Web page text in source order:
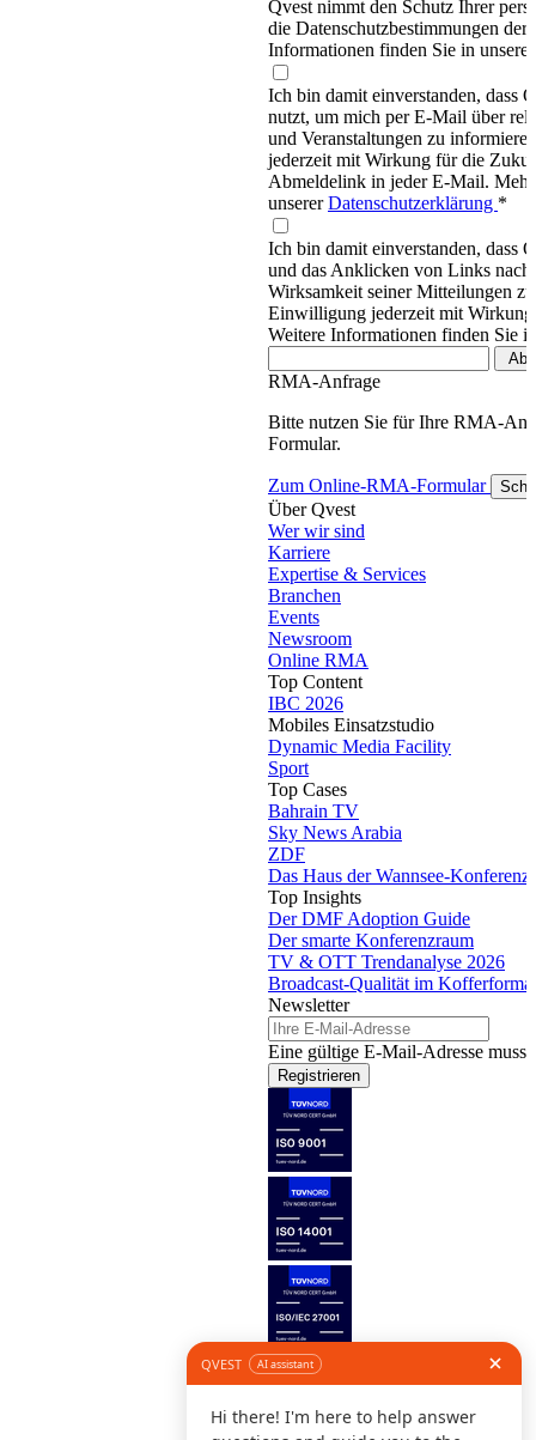
Qvest nimmt den Schutz Ihrer
die Datenschutzbestimmungen
Informationen finden Sie in
Ich bin damit einverstanden, dass
nutzt, um mich per E-Mail über
und Veranstaltungen zu
jederzeit mit Wirkung für die
Abmeldelink in jeder E-Mail.
unsererDatenschutzerklärung *
Ich bin damit einverstanden, dass
und das Anklicken von Links
Wirksamkeit seiner Mitteilungen
Einwilligung jederzeit mit
Weitere Informationen finden Sie
RMA-Anfrage
Bitte nutzen Sie für Ihre RMA-
Formular.
Zum Online-RMA-Formular
Über Qvest
Wer wir sind
Karriere
Expertise & Services
Branchen
Events
Newsroom
Online RMA
Top Content
IBC 2026
Mobiles Einsatzstudio
Dynamic Media Facility
Sport
Top Cases
Bahrain TV
Sky News Arabia
ZDF
Das Haus der Wannsee-Konferenz
Top Insights
Der DMF Adoption Guide
Der smarte Konferenzraum
TV & OTT Trendanalyse 2026
Broadcast-Qualität im Kofferformat
Newsletter
Eine gültige E-Mail-Adresse muss
Registrieren
Folge uns